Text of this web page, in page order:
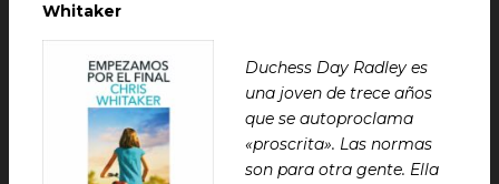
Whitaker
Duchess Day Radley es
una joven de trece años
que se autoproclama
«proscrita». Las normas
son para otra gente. Ella